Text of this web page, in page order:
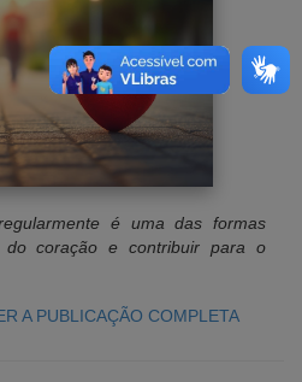
é uma das formas
coração e contribuir para o
A PUBLICAÇÃO COMPLETA